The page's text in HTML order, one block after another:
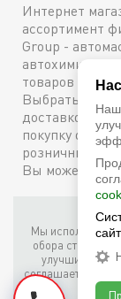
Интернет
ассортимент
Group -
автохимию.
товаров с
Выбрать и
доставкой по
покупку
розничных
Вы можете
Мы используем
обора
улучшить
соглашаетесь с
Наш